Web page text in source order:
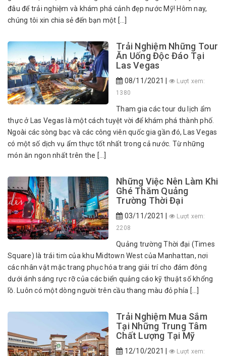
đâu để trải nghiệm và khám phá cảnh đẹp nước Mỹ! Hôm nay,
chúng tôi xin chia sẻ đến bạn một […]
Trải Nghiệm Những Tour
Ăn Uống Độc Đáo Tại
Las Vegas
08/11/2021 |
Lượt xem:
1380
Tham gia các tour du lịch ẩm
thực ở Las Vegas là một cách tuyệt vời để khám phá thành phố.
Ngoài các sòng bạc và các công viên quốc gia gần đó, Las Vegas
có một số dịch vụ ẩm thực tốt nhất trong cả nước. Từ những
món ăn ngon nhất trên the […]
Những Việc Nên Làm Khi
Ghé Thăm Quảng
Trường Thời Đại
03/11/2021 |
Lượt xem:
2208
Quảng trường Thời đại (Times
Square) là trái tim của khu Midtown West của Manhattan, nơi
các nhân vật mặc trang phục hóa trang giải trí cho đám đông
dưới ánh sáng rực rỡ của các biển quảng cáo kỹ thuật số khổng
lồ. Luôn có một dòng người trên cầu thang màu đỏ phía […]
Trải Nghiệm Mua Sắm
Tại Những Trung Tâm
Chất Lượng Tại Mỹ
12/10/2021 |
Lượt xem: